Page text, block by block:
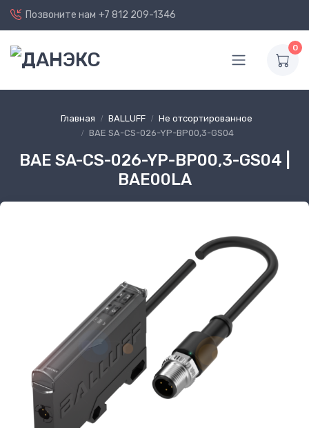
Позвоните нам +7 812 209-1346
0
Главная BALLUFF
Не отсортированное
BAE SA-CS-026-YP-BP00,3-GS04
BAE SA-CS-026-YP-BP00,3-GS04 |
BAE00LA